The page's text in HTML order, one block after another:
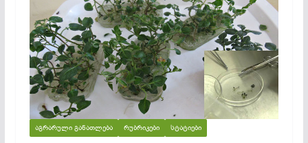
ᲐᲒᲠᲐᲠᲣᲚᲘ ᲒᲐᲜᲐᲗᲚᲔᲑᲐ ᲠᲣᲑᲠᲘᲙᲔᲑᲘ ᲡᲢᲐᲢᲘᲔᲑᲘ